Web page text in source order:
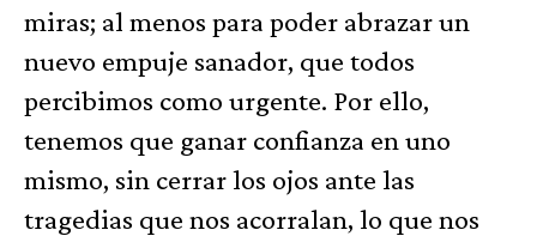
miras; al menos para poder abrazar un
nuevo empuje sanador, que todos
percibimos como urgente. Por ello,
tenemos que ganar confianza en uno
mismo, sin cerrar los ojos ante las
tragedias que nos acorralan, lo que nos